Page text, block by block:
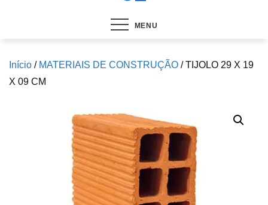
MENU
Início / MATERIAIS DE CONSTRUÇÃO / TIJOLO 29 X 19
X 09 CM